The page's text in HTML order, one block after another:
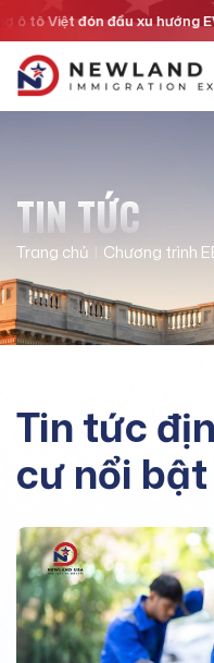
dung
Việt đón đầu xu hướng EV
TIN TỨC
Trang chủ | Chương trình
Tin tức
cư nổi bật